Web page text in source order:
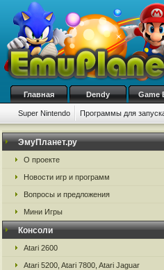
Главная Dendy Game
Super Nintendo Программы для
ЭмуПланет.ру
О проекте
Новости игр и программ
Вопросы и предложения
Мини Игры
Консоли
Atari 2600
Atari 5200, Atari 7800, Atari Jaguar